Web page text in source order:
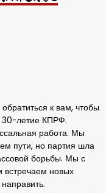
к вам, чтобы
30-летие КПРФ.
работа. Мы
пути, но партия шла
борьбы. Мы с
встречаем новых